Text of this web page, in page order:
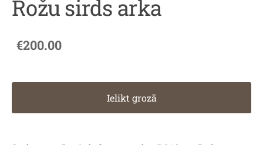
Rožu sirds arka
€200.00
Ielikt grozā